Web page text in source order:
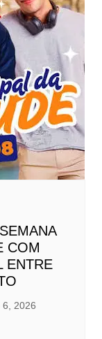
COM
ENTRE
6, 2026